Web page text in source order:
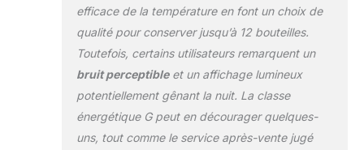
dans toutes les pièces.
VIBRATION : Avec
seulement 46 dB, le
compresseur
fonctionne tout en
vibrations – idéal pour
la maison, le bar ou le
efficace de la température en font un choix de
qualité pour conserver jusqu’à 12 bouteilles.
Toutefois, certains utilisateurs remarquent un
bruit perceptibleet un affichage lumineux
potentiellement gênant la nuit. La classe
énergétique G peut en décourager quelques-
uns, tout comme le service après-vente jugé